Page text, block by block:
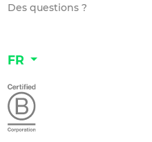
Des questions ?
FR